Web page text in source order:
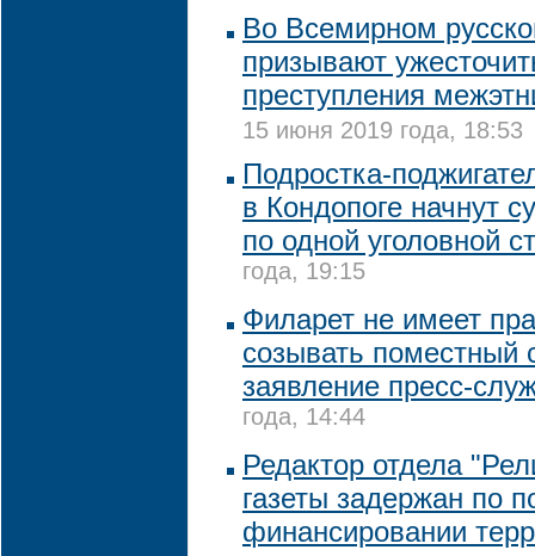
Во Всемирном
призывают
преступления
15 июня 2019 года, 18:53
Подростка-
в Кондопоге начнут
по одной уголовной
года, 19:15
Филарет не имеет
созывать
заявление пресс-
года, 14:44
Редактор отдела
газеты задержан по
финансировании